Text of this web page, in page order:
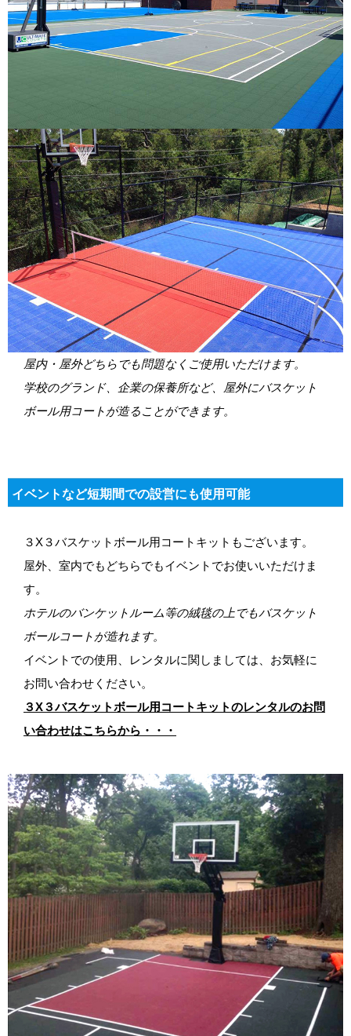
屋内・屋外どちらでも問題なくご使用いただけます。
学校のグランド、企業の保養所など、屋外にバスケット
ボール用コートが造ることができます。
イベントなど短期間での設営にも使用可能
３X３バスケットボール用コートキットもございます。
屋外、室内でもどちらでもイベントでお使いいただけま
す。
ホテルのバンケットルーム等の絨毯の上でもバスケット
ボールコートが造れます。
イベントでの使用、レンタルに関しましては、お気軽に
お問い合わせください。
３X３バスケットボール用コートキットのレンタルのお問
い合わせはこちらから・・・